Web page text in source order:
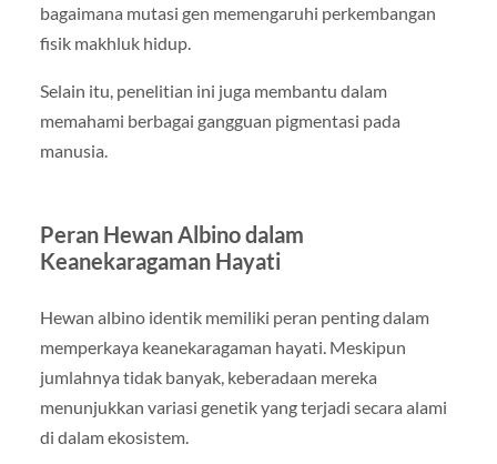
bagaimana mutasi gen memengaruhi perkembangan
fisik makhluk hidup.
Selain itu, penelitian ini juga membantu dalam
memahami berbagai gangguan pigmentasi pada
manusia.
Peran Hewan Albino dalam
Keanekaragaman Hayati
Hewan albino identik memiliki peran penting dalam
memperkaya keanekaragaman hayati. Meskipun
jumlahnya tidak banyak, keberadaan mereka
menunjukkan variasi genetik yang terjadi secara alami
di dalam ekosistem.